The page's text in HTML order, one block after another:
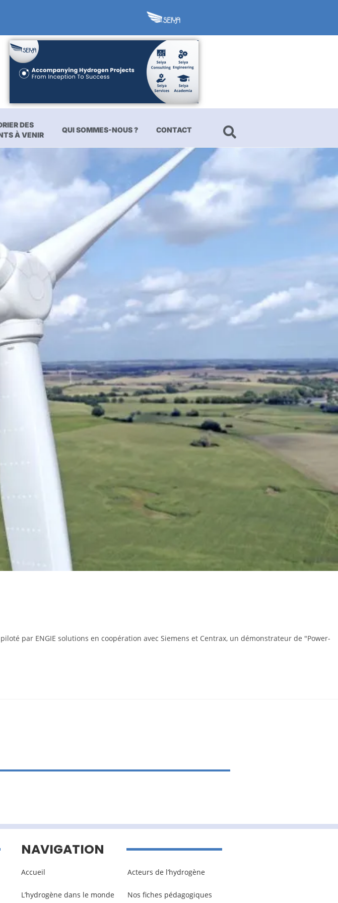
DES
À VENIR
QUI SOMMES-NOUS ? CONTACT
par ENGIE solutions en coopération avec Siemens et Centrax, un démonstrateur de "Power-
NAVIGATION
Accueil
L’hydrogène dans le monde
Acteurs de l’hydrogène
Nos fiches pédagogiques